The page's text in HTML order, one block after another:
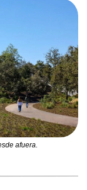
afuera.